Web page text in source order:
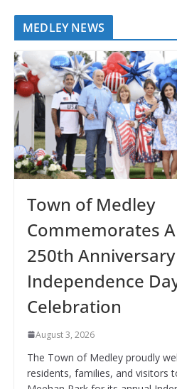
MEDLEY NEWS
Town of Medley
Commemorates
250th
Independence
Celebration
August 3, 2026
The Town of Medley proudly
residents, families, and visitors